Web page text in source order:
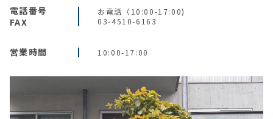
電話番号
FAX
お電話（10:00-17:00)
03-4510-6163
営業時間 10:00-17:00